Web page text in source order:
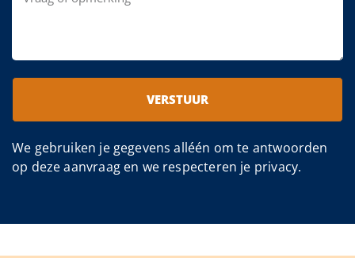
VERSTUUR
We gebruiken je gegevens alléén om te antwoorden
op deze aanvraag en we respecteren je privacy.